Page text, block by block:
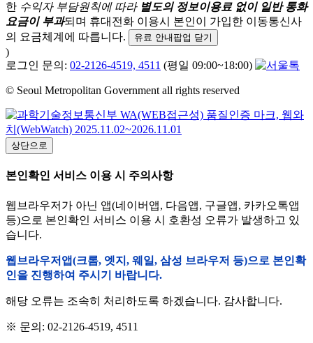
한 수익자 부담원칙에 따라 별도의 정보이용료 없이 일반 통화
요금이 부과되며 휴대전화 이용시 본인이 가입한 이동통신사
의 요금체계에 따릅니다.
유료 안내팝업 닫기
)
로그인 문의: 02-2126-4519, 4511 (평일 09:00~18:00)
© Seoul Metropolitan Government all rights reserved
상단으로
본인확인 서비스 이용 시 주의사항
웹브라우저가 아닌 앱(네이버앱, 다음앱, 구글앱, 카카오톡앱
등)으로 본인확인 서비스 이용 시 호환성 오류가 발생하고 있
습니다.
웹브라우저앱(크롬, 엣지, 웨일, 삼성 브라우저 등)으로 본인확
인을 진행하여 주시기 바랍니다.
해당 오류는 조속히 처리하도록 하겠습니다. 감사합니다.
※ 문의: 02-2126-4519, 4511